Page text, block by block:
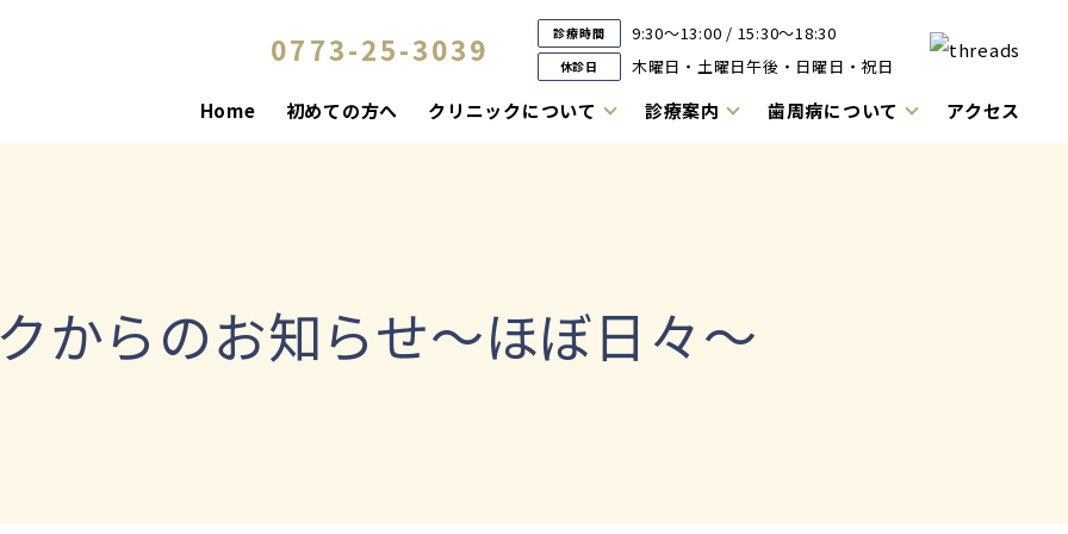
0773-25-3039 診療時間 9:30～13:00 / 15:30～18:30
休診日 木曜日・土曜日午後・日曜日・祝日
Home 初めての方へ クリニックについて 診療案内 歯周病について アクセス
からのお知らせ～ほぼ日々～